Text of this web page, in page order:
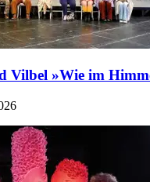
Vilbel »Wie im